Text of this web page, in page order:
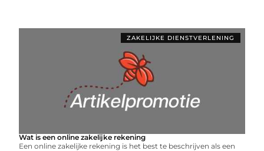
ZAKELIJKE DIENSTVERLENING
Wat is een online zakelijke rekening
Een online zakelijke rekening is het best te beschrijven als een